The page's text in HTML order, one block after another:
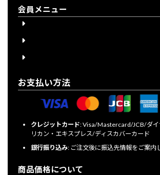
会員メニュー
お支払い方法
クレジットカード: Visa/Mastercard/JCB/ダイ
リカン・エキスプレス/ディスカバーカード
銀行振り込み: ご注文後に振込先情報をご案内
商品価格について